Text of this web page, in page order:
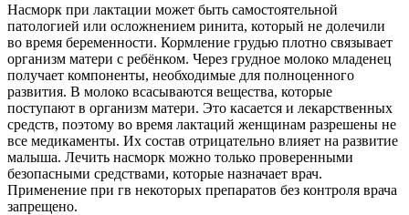
Насморк при лактации может быть самостоятельной
патологией или осложнением ринита, который не долечили
во время беременности. Кормление грудью плотно связывает
организм матери с ребёнком. Через грудное молоко младенец
получает компоненты, необходимые для полноценного
развития. В молоко всасываются вещества, которые
поступают в организм матери. Это касается и лекарственных
средств, поэтому во время лактаций женщинам разрешены не
все медикаменты. Их состав отрицательно влияет на развитие
малыша. Лечить насморк можно только проверенными
безопасными средствами, которые назначает врач.
Применение при гв некоторых препаратов без контроля врача
запрещено.